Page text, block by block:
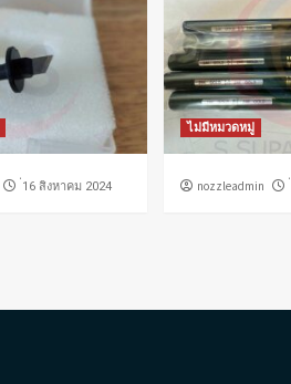
่16 สิงหาคม 2024
ไม่มีหมวดหมู่
nozzleadmin